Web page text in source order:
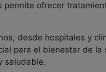
ofrecer
desde hospitales y
para el bienestar de
saludable.